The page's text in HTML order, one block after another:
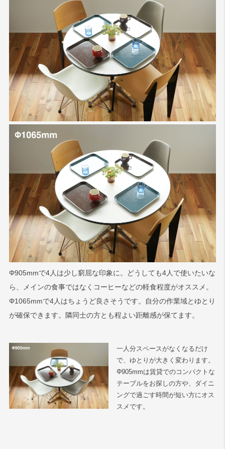
Φ905mmで4人は少し窮屈な印象に。どうしても4人で使いたいな
ら、メインの食事ではなくコーヒーなどの軽食程度がオススメ。
Φ1065mmで4人はちょうど良さそうです。自分の作業域とゆとり
が確保できます。隣同士の方とも程よい距離感が保てます。
一人分スペースがなくなるだけ
で、ゆとりが大きく変わります。
Φ905mmは賃貸でのコンパクトな
テーブルをお探しの方や、ダイニ
ングで過ごす時間が短い方にオス
スメです。